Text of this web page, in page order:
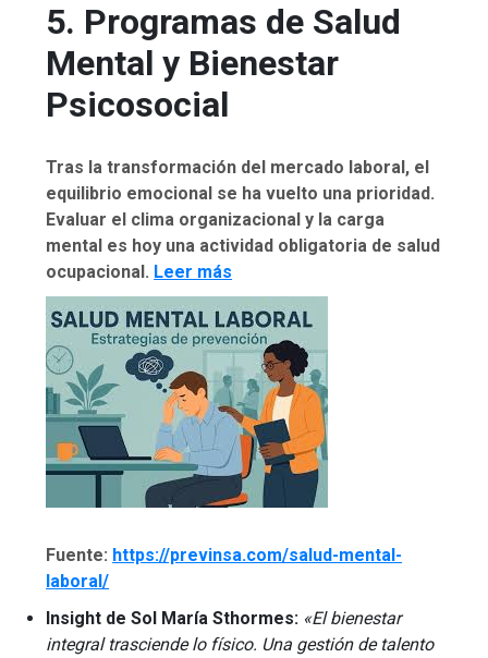
5. Programas de Salud
Mental y Bienestar
Psicosocial
Tras la transformación del mercado laboral, el
equilibrio emocional se ha vuelto una prioridad.
Evaluar el clima organizacional y la carga
mental es hoy una actividad obligatoria de salud
ocupacional. Leer más
Fuente: https://previnsa.com/salud-mental-
laboral/
Insight de Sol María Sthormes: «El bienestar
integral trasciende lo físico. Una gestión de talento